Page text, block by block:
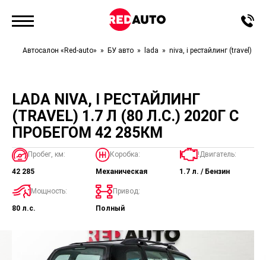
Автосалон «Red-auto» БУ авто lada niva, i рестайлинг (travel)
LADA NIVA, I РЕСТАЙЛИНГ
(TRAVEL) 1.7 Л (80 Л.С.) 2020Г С
ПРОБЕГОМ 42 285КМ
Пробег, км:
42 285
Коробка:
Механическая
!Двигатель:
1.7 л. / Бензин
Мощность:
80 л.с.
Привод:
Полный